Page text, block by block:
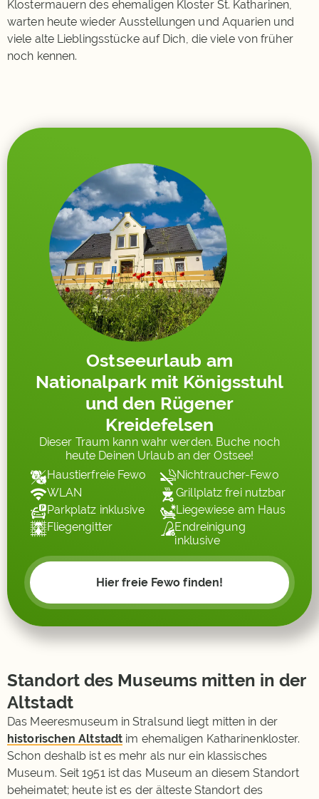
Klostermauern des ehemaligen Kloster St. Katharinen,
warten heute wieder Ausstellungen und Aquarien und
viele alte Lieblingsstücke auf Dich, die viele von früher
noch kennen.
Ostseeurlaub am
Nationalpark mit Königsstuhl
und den Rügener
Kreidefelsen
Dieser Traum kann wahr werden. Buche noch
heute Deinen Urlaub an der Ostsee!
Haustierfreie Fewo
WLAN
Parkplatz inklusive
Fliegengitter
Nichtraucher-Fewo
Grillplatz frei nutzbar
Liegewiese am Haus
Endreinigung
inklusive
Hier freie Fewo finden!
Standort des Museums mitten in der
Altstadt
Das Meeresmuseum in Stralsund liegt mitten in der
historischen Altstadt im ehemaligen Katharinenkloster.
Schon deshalb ist es mehr als nur ein klassisches
Museum. Seit 1951 ist das Museum an diesem Standort
beheimatet; heute ist es der älteste Standort des